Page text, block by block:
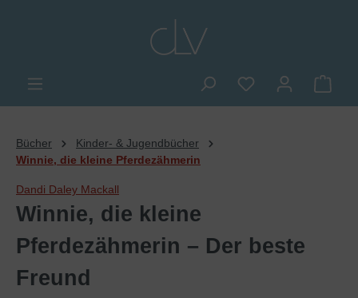
Du hast 0
Bücher
Kinder- & Jugendbücher
Winnie, die kleine Pferdezähmerin
Dandi Daley Mackall
Winnie, die kleine
Pferdezähmerin – Der beste
Freund